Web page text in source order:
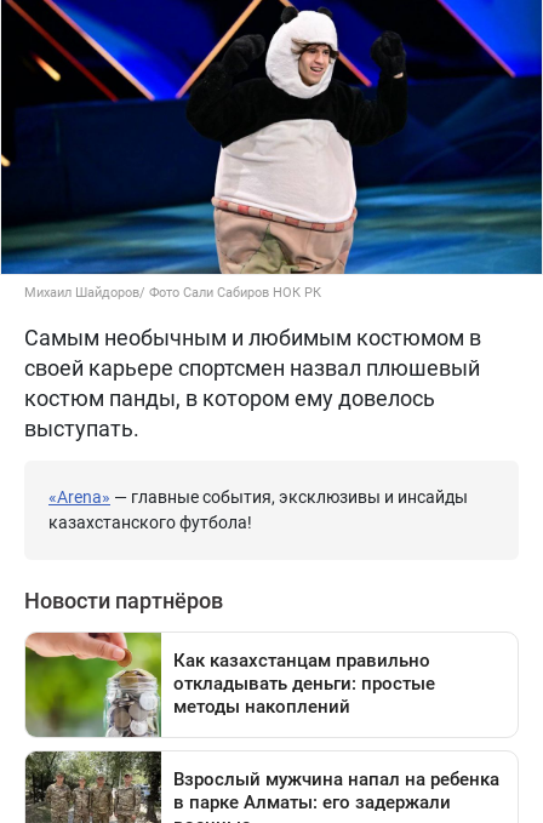
Михаил Шайдоров/ Фото Сали Сабиров НОК РК
Самым необычным и любимым костюмом в
своей карьере спортсмен назвал плюшевый
костюм панды, в котором ему довелось
выступать.
«Arena» — главные события, эксклюзивы и инсайды
казахстанского футбола!